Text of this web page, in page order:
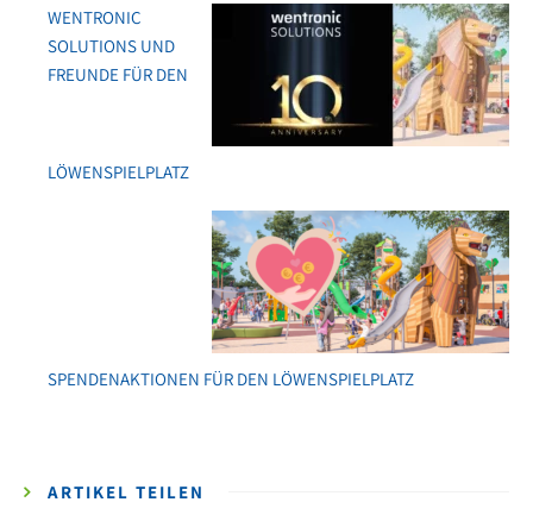
WENTRONIC
SOLUTIONS UND
FREUNDE FÜR DEN
LÖWENSPIELPLATZ
SPENDENAKTIONEN FÜR DEN LÖWENSPIELPLATZ
ARTIKEL TEILEN